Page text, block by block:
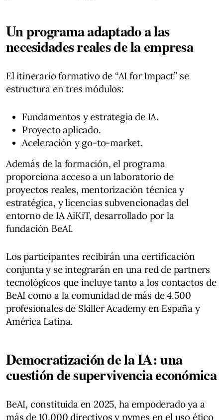
Un programa adaptado a las
necesidades reales de la empresa
El itinerario formativo de “AI for Impact” se
estructura en tres módulos:
Fundamentos y estrategia de IA.
Proyecto aplicado.
Aceleración y go-to-market.
Además de la formación, el programa
proporciona acceso a un laboratorio de
proyectos reales, mentorización técnica y
estratégica, y licencias subvencionadas del
entorno de IA AiKiT, desarrollado por la
fundación BeAI.
Los participantes recibirán una certificación
conjunta y se integrarán en una red de partners
tecnológicos que incluye tanto a los contactos de
BeAI como a la comunidad de más de 4.500
profesionales de Skiller Academy en España y
América Latina.
Democratización de la IA: una
cuestión de supervivencia económica
BeAI, constituida en 2025, ha empoderado ya a
más de 10.000 directivos y pymes en el uso ético